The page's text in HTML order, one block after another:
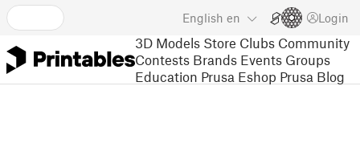
English en Login
3D Models Store Clubs Community
Contests Brands Events Groups
Education Prusa Eshop Prusa Blog